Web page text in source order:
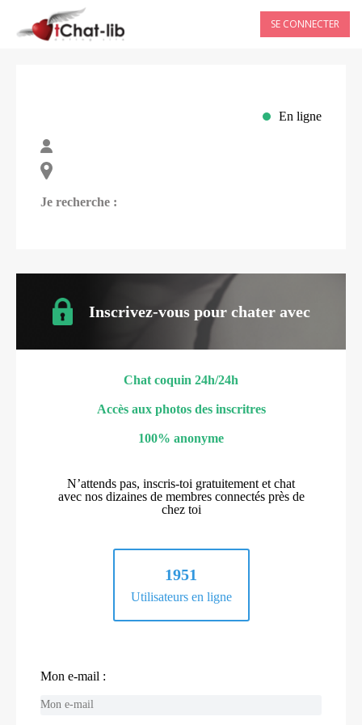
SE CONNECTER
En ligne
Je recherche :
Inscrivez-vous pour chater avec
Chat coquin 24h/24h
Accès aux photos des inscritres
100% anonyme
N’attends pas, inscris-toi gratuitement et chat
avec nos dizaines de membres connectés près de
chez toi
1951
Utilisateurs en ligne
Mon e-mail :